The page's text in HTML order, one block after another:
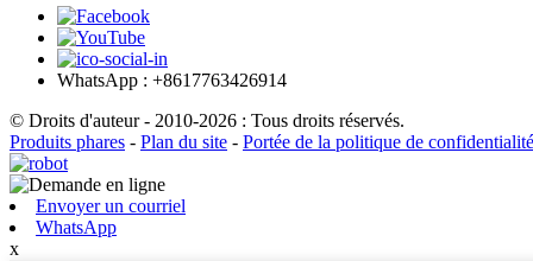
WhatsApp : +8617763426914
© Droits d'auteur - 2010-2026 : Tous droits réservés.
Produits phares - Plan du site - Portée de la politique de confidentialité
Envoyer un courriel
WhatsApp
x